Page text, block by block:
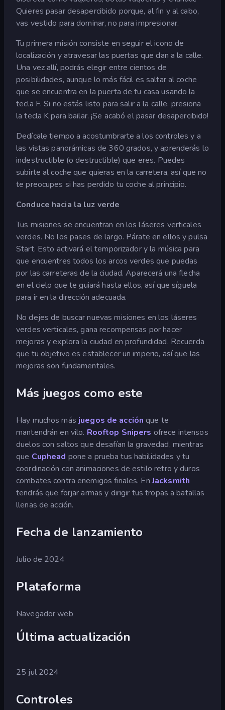
Quieres pasar desapercibido porque, al fin y al cabo,
vas vestido para dominar, no para impresionar.
Tu primera misión consiste en seguir el icono de
localización y atravesar las puertas que dan a la calle.
Una vez allí, podrás elegir entre cientos de
posibilidades, aunque lo más fácil es saltar al coche
que se encuentra en la puerta de tu casa usando la
tecla F. Si no estás listo para salir a la calle, presiona
la tecla K para bailar. ¡Se acabó el pasar desapercibido!
Dedícale tiempo a acostumbrarte a los controles y a
las vistas panorámicas de 360 grados, y aprenderás lo
indestructible (o destructible) que eres. Puedes
subirte al coche que quieras en la carretera, así que no
te preocupes si has perdido tu coche al principio.
Conduce hacia la luz verde
Tus misiones se encuentran en los láseres verticales
verdes. No los pases de largo. Párate en ellos y pulsa
Start. Esto activará el temporizador y la música para
que encuentres todos los arcos verdes que puedas
por las carreteras de la ciudad. Aparecerá una flecha
en el cielo que te guiará hasta ellos, así que síguela
para ir en la dirección adecuada.
No dejes de buscar nuevas misiones en los láseres
verdes verticales, gana recompensas por hacer
mejoras y explora la ciudad en profundidad. Recuerda
que tu objetivo es establecer un imperio, así que las
mejoras son fundamentales.
Más juegos como este
Hay muchos más juegos de acción que te
mantendrán en vilo. Rooftop Snipers ofrece intensos
duelos con saltos que desafían la gravedad, mientras
que Cuphead pone a prueba tus habilidades y tu
coordinación con animaciones de estilo retro y duros
combates contra enemigos finales. EnJacksmith
tendrás que forjar armas y dirigir tus tropas a batallas
llenas de acción.
Fecha de lanzamiento
Julio de 2024
Plataforma
Navegador web
Última actualización
25 jul 2024
Controles